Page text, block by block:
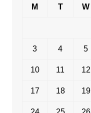
M T W
3 4 5
10 11 12
17 18 19